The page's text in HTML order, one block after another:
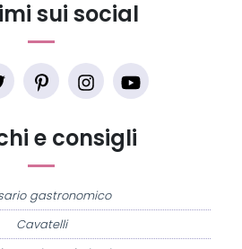
e consigli
gastronomico
Cavatelli
sui social